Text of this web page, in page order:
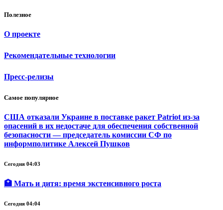
Полезное
О проекте
Рекомендательные технологии
Пресс-релизы
Самое популярное
США отказали Украине в поставке ракет Patriot из-за
опасений в их недостаче для обеспечения собственной
безопасности — председатель комиссии СФ по
информполитике Алексей Пушков
Сегодня 04:03
🏥 Мать и дитя: время экстенсивного роста
Сегодня 04:04